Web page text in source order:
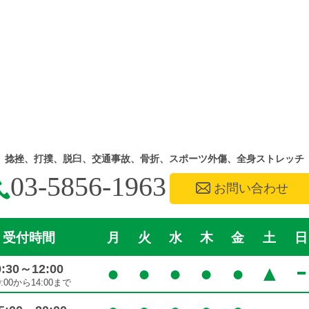
捻挫、打撲、脱臼、交通事故、骨折、スポーツ外傷、全身ストレッチ
03-5856-1963 お問い合わせ
受付時間 月 火 水 木 金 土 日
～12:00
から14:00まで ● ● ● ● ● ▲